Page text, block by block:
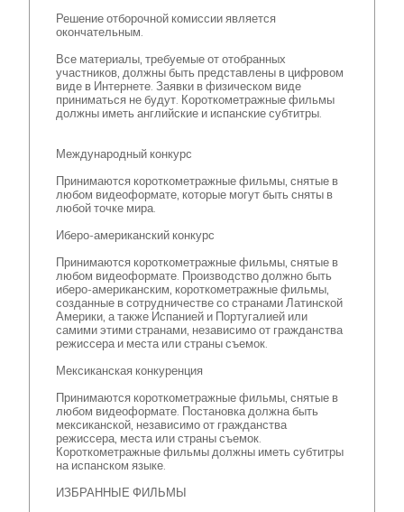
Решение отборочной комиссии является
окончательным.
Все материалы, требуемые от отобранных
участников, должны быть представлены в цифровом
виде в Интернете. Заявки в физическом виде
приниматься не будут. Короткометражные фильмы
должны иметь английские и испанские субтитры.
Международный конкурс
Принимаются короткометражные фильмы, снятые в
любом видеоформате, которые могут быть сняты в
любой точке мира.
Иберо-американский конкурс
Принимаются короткометражные фильмы, снятые в
любом видеоформате. Производство должно быть
иберо-американским, короткометражные фильмы,
созданные в сотрудничестве со странами Латинской
Америки, а также Испанией и Португалией или
самими этими странами, независимо от гражданства
режиссера и места или страны съемок.
Мексиканская конкуренция
Принимаются короткометражные фильмы, снятые в
любом видеоформате. Постановка должна быть
мексиканской, независимо от гражданства
режиссера, места или страны съемок.
Короткометражные фильмы должны иметь субтитры
на испанском языке.
ИЗБРАННЫЕ ФИЛЬМЫ